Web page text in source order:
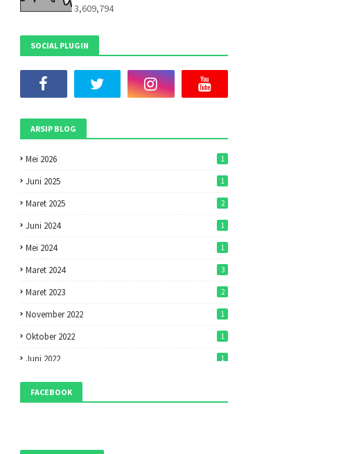
3,609,794
SOCIAL PLUGIN
ARSIP BLOG
Mei 2026 1
Juni 2025 1
Maret 2025 2
Juni 2024 1
Mei 2024 1
Maret 2024 3
Maret 2023 2
November 2022 1
Oktober 2022 1
Juni 2022 1
Mei 2022
April 2022 7
Februari 2022
FACEBOOK